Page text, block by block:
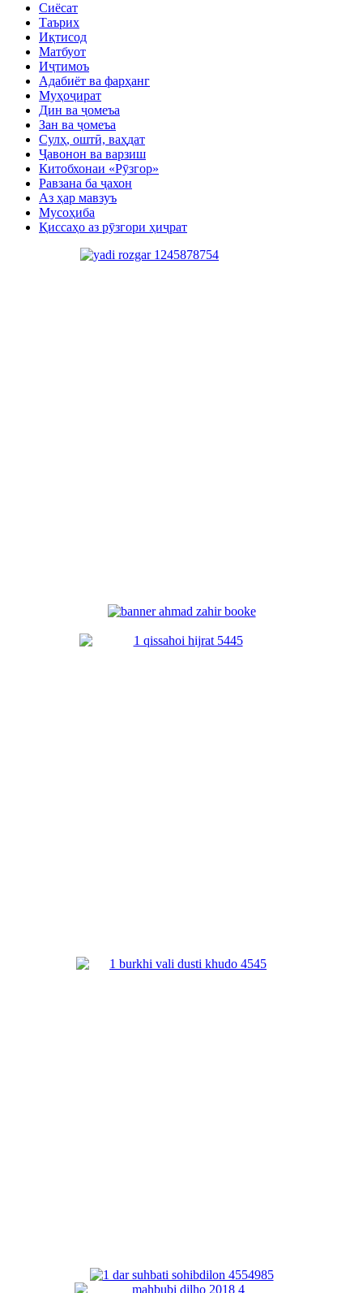
Сиёсат
Таърих
Иқтисод
Матбуот
Иҷтимоъ
Адабиёт ва фарҳанг
Муҳоҷират
Дин ва ҷомеъа
Зан ва ҷомеъа
Сулҳ, оштӣ, ваҳдат
Ҷавонон ва варзиш
Китобхонаи «Рӯзгор»
Равзана ба ҷахон
Аз ҳар мавзуъ
Мусоҳиба
Қиссаҳо аз рӯзгори ҳиҷрат